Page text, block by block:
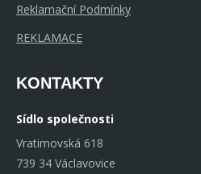
Reklamační Podmínky
REKLAMACE
KONTAKTY
Sídlo společnosti
Vratimovská 618
739 34 Václavovice